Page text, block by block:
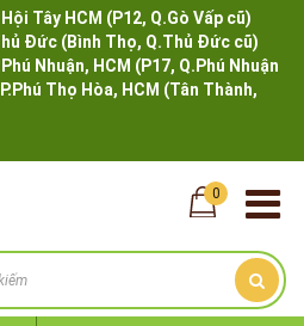
Hội Tây HCM (P12, Q.Gò Vấp cũ)
Đức (Bình Thọ, Q.Thủ Đức cũ)
Nhuận, HCM (P17, Q.Phú Nhuận
Thọ Hòa, HCM (Tân Thành,
0